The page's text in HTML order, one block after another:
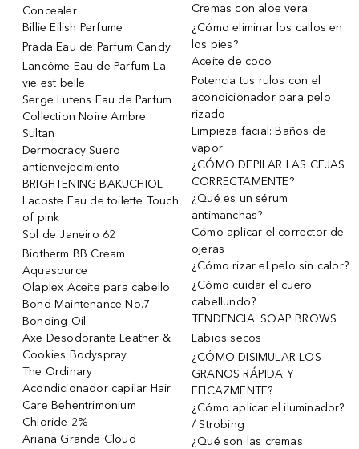
Concealer
Billie Eilish Perfume
Prada Eau de Parfum Candy
Lancôme Eau de Parfum La
vie est belle
Serge Lutens Eau de Parfum
Collection Noire Ambre
Sultan
Dermocracy Suero
antienvejecimiento
BRIGHTENING BAKUCHIOL
Lacoste Eau de toilette Touch
of pink
Sol de Janeiro 62
Biotherm BB Cream
Aquasource
Olaplex Aceite para cabello
Bond Maintenance No.7
Bonding Oil
Axe Desodorante Leather &
Cookies Bodyspray
The Ordinary
Acondicionador capilar Hair
Care Behentrimonium
Chloride 2%
Ariana Grande Cloud
Cremas con aloe vera
¿Cómo eliminar los callos en
los pies?
Aceite de coco
Potencia tus rulos con el
acondicionador para pelo
rizado
Limpieza facial: Baños de
vapor
¿CÓMO DEPILAR LAS CEJAS
CORRECTAMENTE?
¿Qué es un sérum
antimanchas?
Cómo aplicar el corrector de
ojeras
¿Cómo rizar el pelo sin calor?
¿Cómo cuidar el cuero
cabellundo?
TENDENCIA: SOAP BROWS
Labios secos
¿CÓMO DISIMULAR LOS
GRANOS RÁPIDA Y
EFICAZMENTE?
¿Cómo aplicar el iluminador?
/ Strobing
¿Qué son las cremas